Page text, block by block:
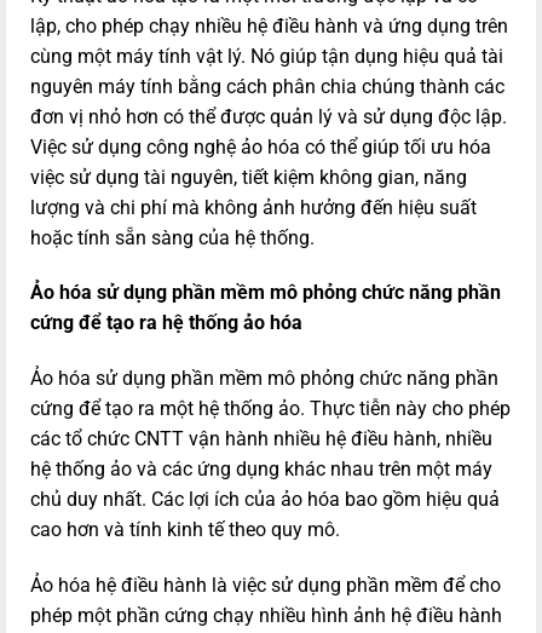
lập, cho phép chạy nhiều hệ điều hành và ứng dụng trên
cùng một máy tính vật lý. Nó giúp tận dụng hiệu quả tài
nguyên máy tính bằng cách phân chia chúng thành các
đơn vị nhỏ hơn có thể được quản lý và sử dụng độc lập.
Việc sử dụng công nghệ ảo hóa có thể giúp tối ưu hóa
việc sử dụng tài nguyên, tiết kiệm không gian, năng
lượng và chi phí mà không ảnh hưởng đến hiệu suất
hoặc tính sẵn sàng của hệ thống.
Ảo hóa sử dụng phần mềm mô phỏng chức năng phần
cứng để tạo ra hệ thống ảo hóa
Ảo hóa sử dụng phần mềm mô phỏng chức năng phần
cứng để tạo ra một hệ thống ảo. Thực tiễn này cho phép
các tổ chức CNTT vận hành nhiều hệ điều hành, nhiều
hệ thống ảo và các ứng dụng khác nhau trên một máy
chủ duy nhất. Các lợi ích của ảo hóa bao gồm hiệu quả
cao hơn và tính kinh tế theo quy mô.
Ảo hóa hệ điều hành là việc sử dụng phần mềm để cho
phép một phần cứng chạy nhiều hình ảnh hệ điều hành